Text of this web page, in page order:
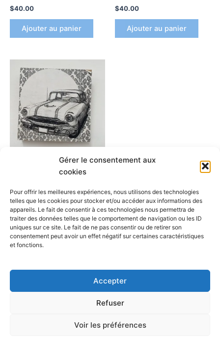
Gérer le consentement aux
cookies
Pour offrir les meilleures expériences, nous utilisons des technologies
telles que les cookies pour stocker et/ou accéder aux informations des
appareils. Le fait de consentir à ces technologies nous permettra de
traiter des données telles que le comportement de navigation ou les ID
uniques sur ce site. Le fait de ne pas consentir ou de retirer son
consentement peut avoir un effet négatif sur certaines caractéristiques
et fonctions.
Accepter
Refuser
Voir les préférences
$40.00
Ajouter au panier
$40.00
Ajouter au panier
$40.00
Ajouter au panier
Astra